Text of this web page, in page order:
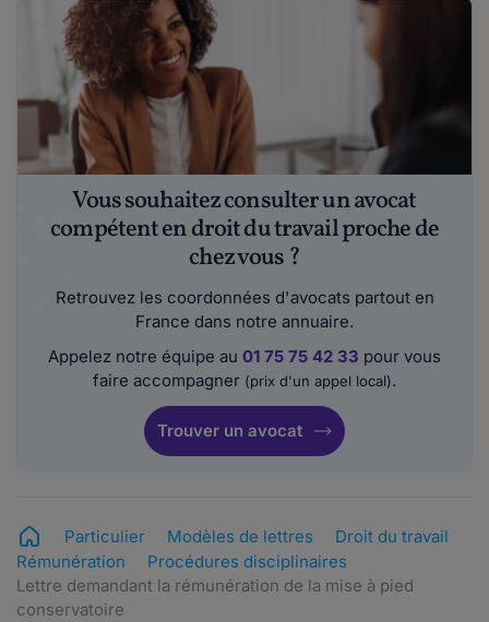
Vous souhaitez consulter un avocat
compétent en droit du travail proche de
chez vous ?
Retrouvez les coordonnées d'avocats partout en
France dans notre annuaire.
Appelez notre équipe au 01 75 75 42 33 pour vous
faire accompagner (prix d'un appel local).
Trouver un avocat
Particulier Modèles de lettres
Droit du travail
Rémunération
Procédures disciplinaires
Lettre demandant la rémunération de la mise à pied
conservatoire